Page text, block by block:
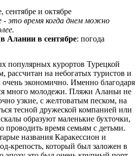
и октябре
- это время когда днем можно
Алании в сентябре: погода
популярных курортов Турецкой
рассчитан на небогатых туристов и
очень экономично. Именно благодаря
много молодежи. Пляжи Аланьи не
узкие, с желтоватым песком, на
тесной дружеской компанией или
образуют маленькие бухточки,
время семьям с детьми.
названия Каракессион и
крепость, который был заложен в